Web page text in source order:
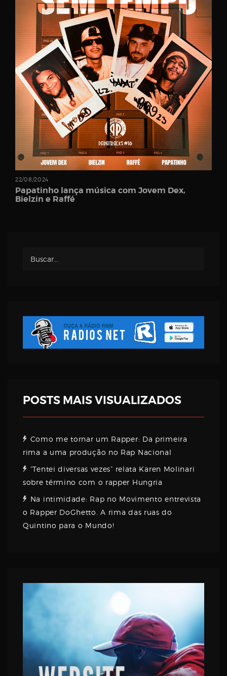
Password
Remember
Register
22/08/2024
Papatinho lança música com Jovem Dex,
Bielzin e Raffé
POSTS MAIS VISUALIZADOS
Como me tornar um Rapper: Da primeira
rima a uma produção no Rap Nacional
“Tentei diversas vezes” relata Karen Molinari
sobre término com o rapper Hungria
Na intimidade: Rap no Movimento entrevista
o Rapper DoGhetto. A rima das ruas do
Quintino para o Mundo!